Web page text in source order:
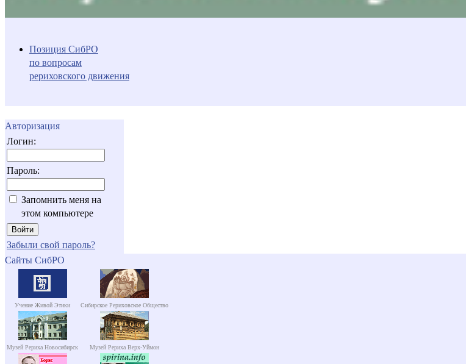
Позиция СибРО
по вопросам
рериховского движения
Авторизация
Логин:
Пароль:
Запомнить меня на
этом компьютере
Забыли свой пароль?
Сайты СибРО
Учение Живой Этики Сибирское Рериховское Общество
Музей Рериха Новосибирск Музей Рериха Верх-Уймон